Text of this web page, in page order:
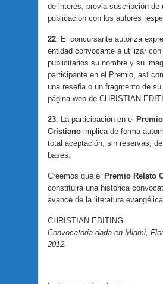
de interés, previa suscripción de
publicación con los autores
22. El concursante autoriza
entidad convocante a utilizar con
publicitarios su nombre y su
participante en el Premio, así
una reseña o un fragmento de
página web de CHRISTIAN
23. La participación en el
Cristiano implica de forma
total aceptación, sin reservas,
bases.
Creemos que el Premio Relato
constituirá una histórica
avance de la literatura
CHRISTIAN EDITING
Convocatoria dada en Miami,
2012.